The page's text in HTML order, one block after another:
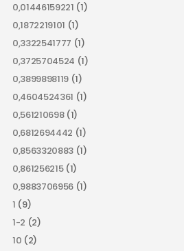
0,01446159221 (1)
0,1872219101 (1)
0,3322541777 (1)
0,3725704524 (1)
0,3899898119 (1)
0,4604524361 (1)
0,561210698(1)
0,6812694442 (1)
0,8563320883 (1)
0,861256215(1)
0,9883706956 (1)
1 (9)
1-2 (2)
10 (2)